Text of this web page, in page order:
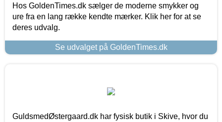
Hos GoldenTimes.dk sælger de moderne smykker og
ure fra en lang række kendte mærker. Klik her for at se
deres udvalg.
Se udvalget på GoldenTimes.dk
GuldsmedØstergaard.dk har fysisk butik i Skive, hvor du